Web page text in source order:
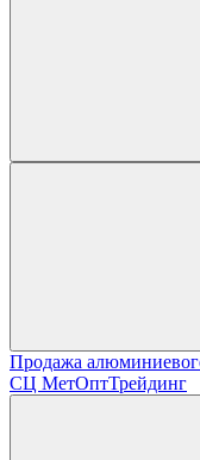
Продажа
СЦ МетОптТрейдинг